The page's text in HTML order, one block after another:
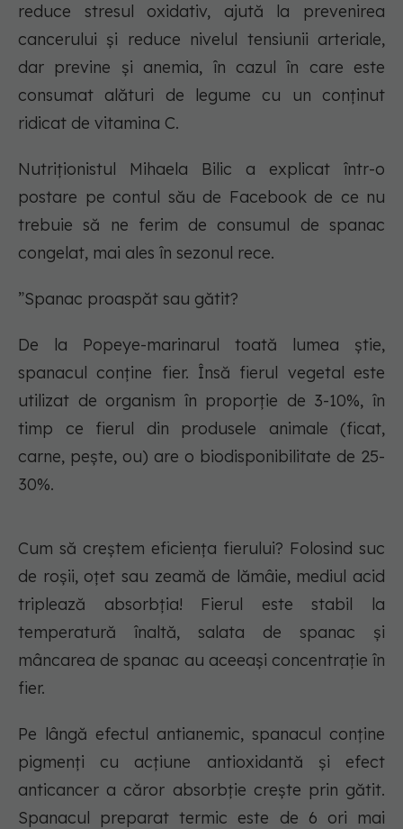
reduce stresul oxidativ, ajută la prevenirea
cancerului și reduce nivelul tensiunii arteriale,
dar previne și anemia, în cazul în care este
consumat alături de legume cu un conținut
ridicat de vitamina C.
Nutriționistul Mihaela Bilic a explicat într-o
postare pe contul său de Facebook de ce nu
trebuie să ne ferim de consumul de spanac
congelat, mai ales în sezonul rece.
”Spanac proaspăt sau gătit?
De la Popeye-marinarul toată lumea știe,
spanacul conține fier. Însă fierul vegetal este
utilizat de organism în proporție de 3-10%, în
timp ce fierul din produsele animale (ficat,
carne, pește, ou) are o biodisponibilitate de 25-
30%.
Cum să creștem eficiența fierului? Folosind suc
de roșii, oțet sau zeamă de lămâie, mediul acid
triplează absorbția! Fierul este stabil la
temperatură înaltă, salata de spanac și
mâncarea de spanac au aceeași concentrație în
fier.
Pe lângă efectul antianemic, spanacul conține
pigmenți cu acțiune antioxidantă și efect
anticancer a căror absorbție crește prin gătit.
Spanacul preparat termic este de 6 ori mai